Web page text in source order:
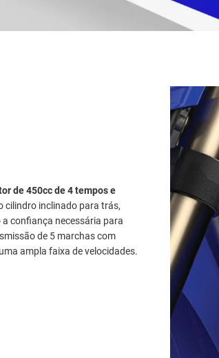
de 450cc de 4 tempos e
cilindro inclinado para trás,
confiança necessária para
de 5 marchas com
ampla faixa de velocidades.